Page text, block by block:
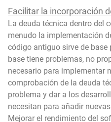
Facilitar la incorporación
La deuda técnica dentro del
menudo la implementación
código antiguo sirve de base
base tiene problemas, no
necesario para implementar
comprobación de la deuda
problema y dar a los
necesitan para añadir
Mejorar el rendimiento del